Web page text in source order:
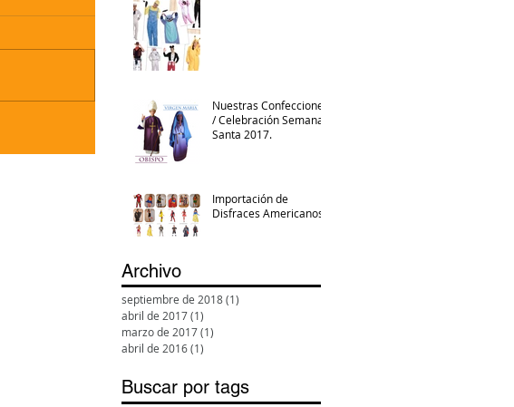
Nuestras Confecciones
/ Celebración Semana
Santa 2017.
Importación de
Disfraces Americanos
Archivo
septiembre de 2018(1)
abril de 2017(1)
marzo de 2017(1)
abril de 2016(1)
Buscar por tags